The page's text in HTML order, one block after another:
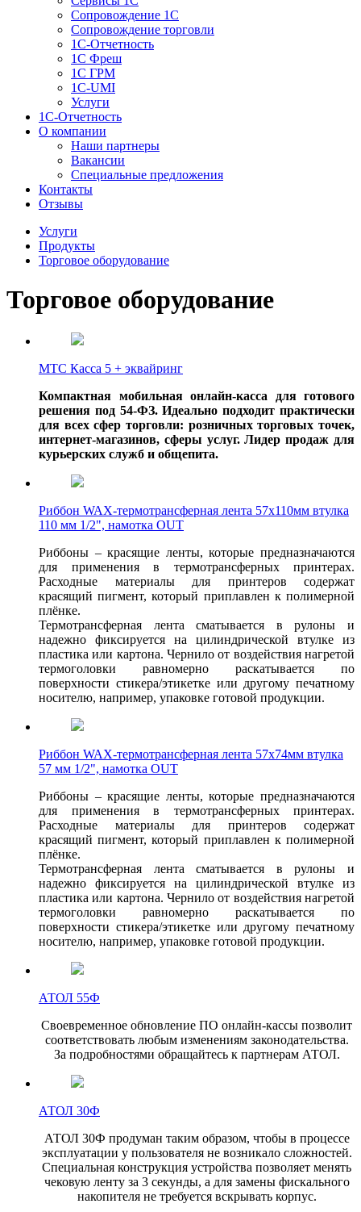
Сопровождение 1С
Сопровождение торговли
1С-Отчетность
1С Фреш
1С ГРМ
1C-UMI
Услуги
1С-Отчетность
О компании
Наши партнеры
Вакансии
Специальные предложения
Контакты
Отзывы
Услуги
Продукты
Торговое оборудование
Торговое оборудование
МТС Касса 5 + эквайринг
Компактная мобильная онлайн-касса для готового
решения под 54-ФЗ. Идеально подходит практически
для всех сфер торговли: розничных торговых точек,
интернет-магазинов, сферы услуг. Лидер продаж для
курьерских служб и общепита.
Риббон WAX-термотрансферная лента 57х110мм втулка
110 мм 1/2", намотка OUT
Риббоны – красящие ленты, которые предназначаются
для применения в термотрансферных принтерах.
Расходные материалы для принтеров содержат
красящий пигмент, который приплавлен к полимерной
плёнке.
Термотрансферная лента сматывается в рулоны и
надежно фиксируется на цилиндрической втулке из
пластика или картона. Чернило от воздействия нагретой
термоголовки равномерно раскатывается по
поверхности стикера/этикетке или другому печатному
носителю, например, упаковке готовой продукции.
Риббон WAX-термотрансферная лента 57х74мм втулка
57 мм 1/2", намотка OUT
Риббоны – красящие ленты, которые предназначаются
для применения в термотрансферных принтерах.
Расходные материалы для принтеров содержат
красящий пигмент, который приплавлен к полимерной
плёнке.
Термотрансферная лента сматывается в рулоны и
надежно фиксируется на цилиндрической втулке из
пластика или картона. Чернило от воздействия нагретой
термоголовки равномерно раскатывается по
поверхности стикера/этикетке или другому печатному
носителю, например, упаковке готовой продукции.
АТОЛ 55Ф
Своевременное обновление ПО онлайн-кассы позволит
соответствовать любым изменениям законодательства.
За подробностями обращайтесь к партнерам АТОЛ.
АТОЛ 30Ф
АТОЛ 30Ф продуман таким образом, чтобы в процессе
эксплуатации у пользователя не возникало сложностей.
Специальная конструкция устройства позволяет менять
чековую ленту за 3 секунды, а для замены фискального
накопителя не требуется вскрывать корпус.